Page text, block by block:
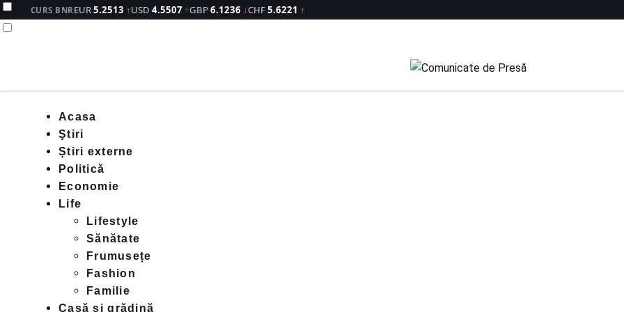
CURS BNR EUR5.2513 ↑USD 4.5507 ↑GBP6.1236 ↓CHF5.6221 ↑
Acasa
Ştiri
Știri externe
Politică
Economie
Life
Lifestyle
Sănătate
Frumusețe
Fashion
Familie
Casă și grădină